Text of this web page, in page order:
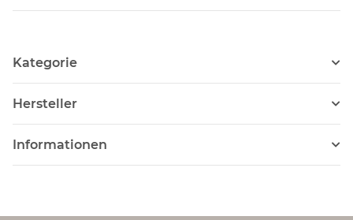
Kategorie
Hersteller
Informationen